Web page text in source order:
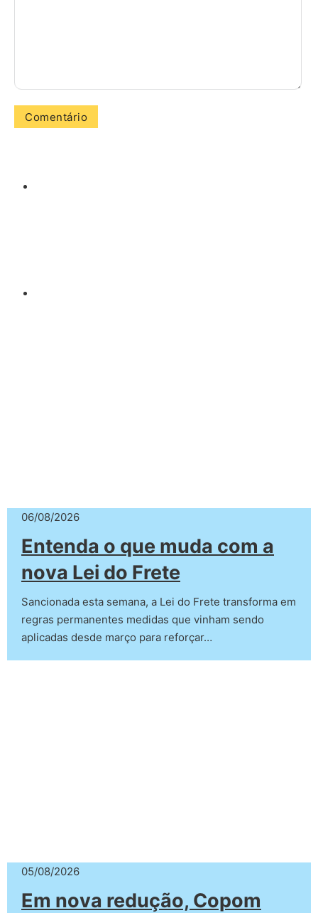
06/08/2026
Entenda o que muda com a
nova Lei do Frete
Sancionada esta semana, a Lei do Frete transforma em
regras permanentes medidas que vinham sendo
aplicadas desde março para reforçar…
05/08/2026
Em nova redução, Copom